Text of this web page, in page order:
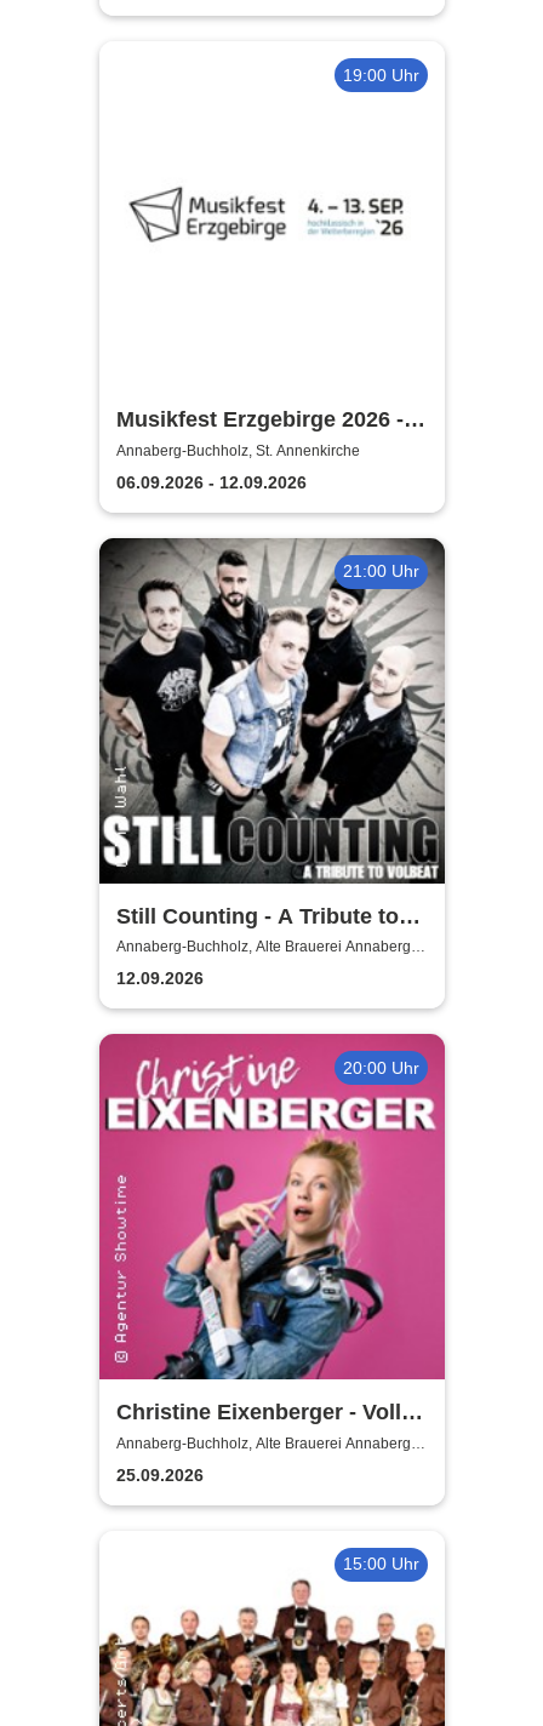
19:00 Uhr
Musikfest Erzgebirge 2026 -
KlangWelten
Annaberg-Buchholz, St. Annenkirche
06.09.2026 - 12.09.2026
21:00 Uhr
Still Counting - A Tribute to
Volbeat
Annaberg-Buchholz, Alte Brauerei Annaberg-
Buchholz
12.09.2026
20:00 Uhr
Christine Eixenberger - Volle
Kontrolle
Annaberg-Buchholz, Alte Brauerei Annaberg-
Buchholz
25.09.2026
15:00 Uhr